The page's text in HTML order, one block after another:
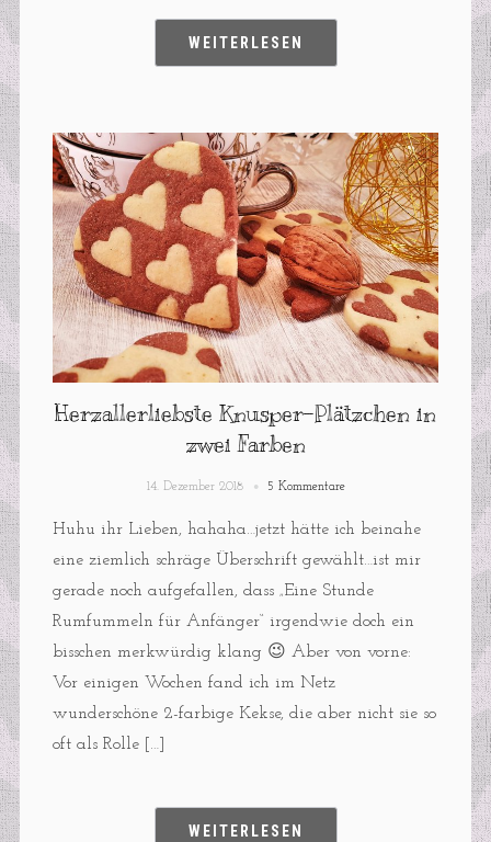
WEITERLESEN
Herzallerliebste Knusper-Plätzchen in
zwei Farben
14. Dezember 2018 5 Kommentare
Huhu ihr Lieben, hahaha…jetzt hätte ich beinahe
eine ziemlich schräge Überschrift gewählt…ist mir
gerade noch aufgefallen, dass „Eine Stunde
Rumfummeln für Anfänger“ irgendwie doch ein
bisschen merkwürdig klang 😉 Aber von vorne:
Vor einigen Wochen fand ich im Netz
wunderschöne 2-farbige Kekse, die aber nicht sie so
oft als Rolle […]
WEITERLESEN